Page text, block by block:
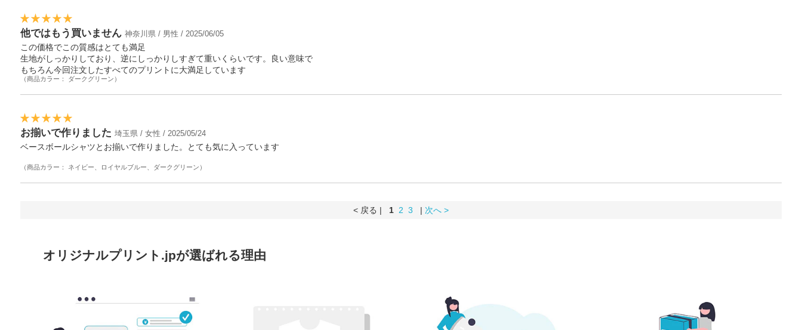
他ではもう買いません 神奈川県 / 男性 / 2025/06/05
この価格でこの質感はとても満足
生地がしっかりしており、逆にしっかりしすぎて重いくらいです。良い意味で
もちろん今回注文したすべてのプリントに大満足しています
（商品カラー： ダークグリーン）
お揃いで作りました 埼玉県 / 女性 / 2025/05/24
ベースボールシャツとお揃いで作りました。とても気に入っています
（商品カラー： ネイビー、ロイヤルブルー、ダークグリーン）
< 戻る | 1 2 3 | 次へ >
オリジナルプリント.jpが選ばれる理由